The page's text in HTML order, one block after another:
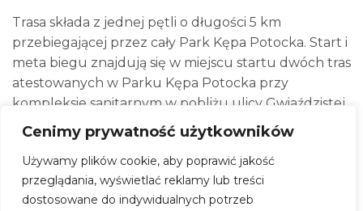
Cenimy prywatność użytkowników
Używamy plików cookie, aby poprawić jakość
przeglądania, wyświetlać reklamy lub treści
dostosowane do indywidualnych potrzeb
Trasa składa z jednej pętli o długości 5 km
przebiegającej przez cały Park Kępa Potocka. Start i
meta biegu znajdują się w miejscu startu dwóch tras
atestowanych w Parku Kępa Potocka przy
kompleksie sanitarnym w pobliżu ulicy Gwiaździstej.
Trasa trwale oznakowana co 0,5 km, precyzyjnie
odmierzona i atestowana. Trasa prowadzi alejkami
parkowymi o nawierzchni asfaltowej i betonowej
(kostka).